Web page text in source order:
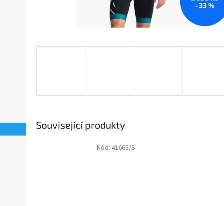
–33 %
Související produkty
Kód: 41663/S